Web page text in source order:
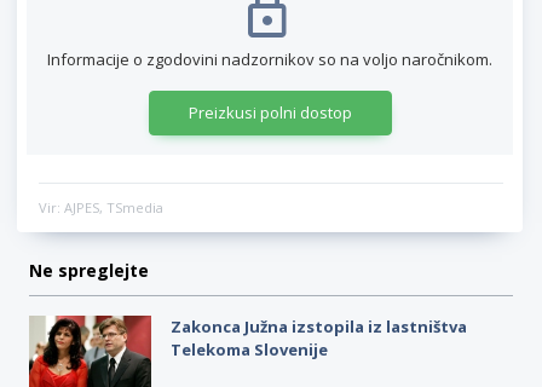
Informacije o zgodovini nadzornikov so na voljo naročnikom.
Preizkusi polni dostop
Vir: AJPES, TSmedia
Ne spreglejte
Zakonca Južna izstopila iz lastništva
Telekoma Slovenije